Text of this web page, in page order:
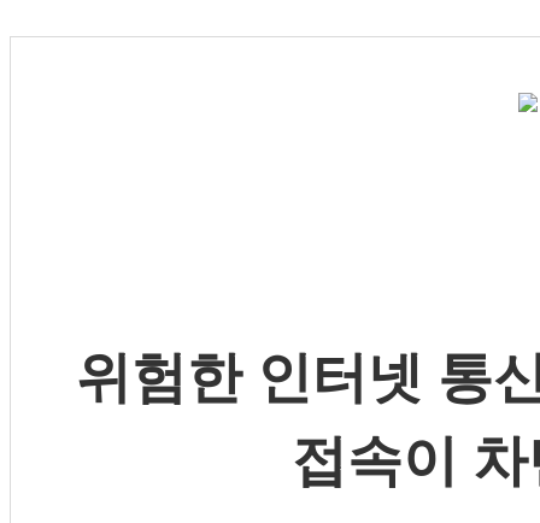
위험한 인터넷 통
접속이